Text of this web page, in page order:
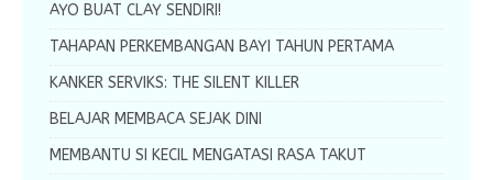
AYO BUAT CLAY SENDIRI!
TAHAPAN PERKEMBANGAN BAYI TAHUN PERTAMA
KANKER SERVIKS: THE SILENT KILLER
BELAJAR MEMBACA SEJAK DINI
MEMBANTU SI KECIL MENGATASI RASA TAKUT